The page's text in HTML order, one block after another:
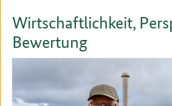
Wirtschaftlichkeit,
Bewertung